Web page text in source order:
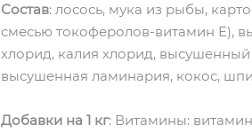
Состав: лосось, мука из рыбы,
смесью токоферолов-витамин Е),
хлорид, калия хлорид, высушенный
высушенная ламинария, кокос,
Добавки на 1 кг: Витамины: витамин